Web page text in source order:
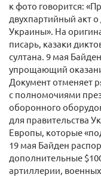
к фото говорится:
двухпартийный акт
Украины». На
писарь, казаки
султана. 9 мая
упрощающий
Документ отменяет
с полномочиями
оборонного
для правительства
Европы, которые
19 мая Байден
дополнительные
артиллерии,